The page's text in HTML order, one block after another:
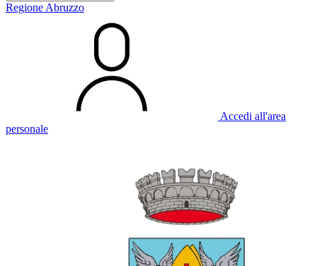
Regione Abruzzo
Accedi all'area
personale